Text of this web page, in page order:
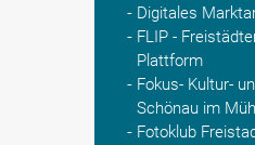
Digitales
FLIP -
Plattform
Fokus- Kultur-
Schönau im
Fotoklub